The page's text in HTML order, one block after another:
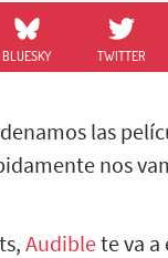
BLUESKY TWITTER
las
nos
Audiblete va a